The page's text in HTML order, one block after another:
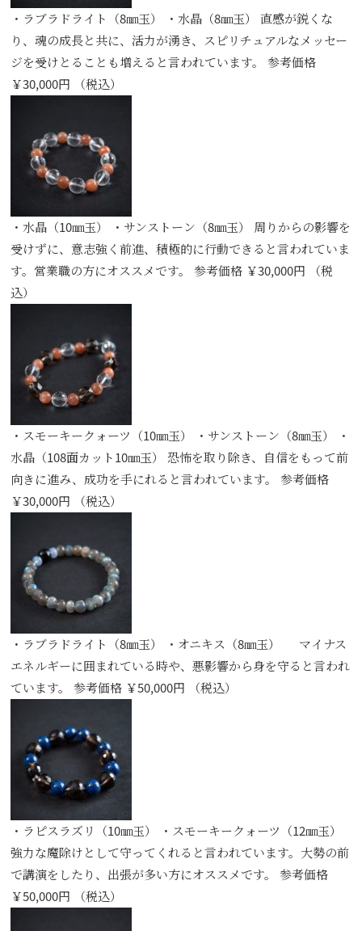
・ラブラドライト（8㎜玉） ・水晶（8㎜玉） 直感が鋭くな
り、魂の成長と共に、活力が湧き、スピリチュアルなメッセー
ジを受けとることも増えると言われています。 参考価格
￥30,000円 （税込）
・水晶（10㎜玉） ・サンストーン（8㎜玉） 周りからの影響を
受けずに、意志強く前進、積極的に行動できると言われていま
す。営業職の方にオススメです。 参考価格 ￥30,000円 （税
込）
・スモーキークォーツ（10㎜玉） ・サンストーン（8㎜玉） ・
水晶（108面カット10㎜玉） 恐怖を取り除き、自信をもって前
向きに進み、成功を手にれると言われています。 参考価格
￥30,000円 （税込）
・ラブラドライト（8㎜玉） ・オニキス（8㎜玉） マイナス
エネルギーに囲まれている時や、悪影響から身を守ると言われ
ています。 参考価格 ￥50,000円 （税込）
・ラピスラズリ（10㎜玉） ・スモーキークォーツ（12㎜玉）
強力な魔除けとして守ってくれると言われています。大勢の前
で講演をしたり、出張が多い方にオススメです。 参考価格
￥50,000円 （税込）